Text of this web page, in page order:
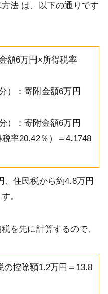
法 は、以下の通りです
額6万円×所得税率
）：寄附金額6万円
）：寄附金額6万円
率20.42％）＝4.1748
、住民税から約4.8万円
。
を先に計算するので、
の控除額1.2万円＝13.8